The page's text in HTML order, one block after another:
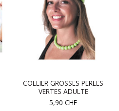
COLLIER GROSSES PERLES
VERTES ADULTE
5,90 CHF